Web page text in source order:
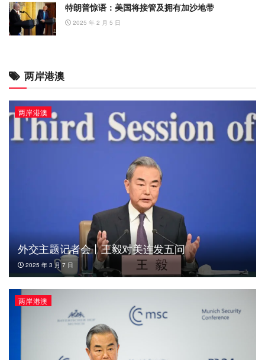
特朗普惊语：美国将接管及拥有加沙地带
2025 年 2 月 5 日
两岸港澳
两岸港澳
外交主题记者会丨王毅对美连发五问
2025 年 3 月 7 日
两岸港澳